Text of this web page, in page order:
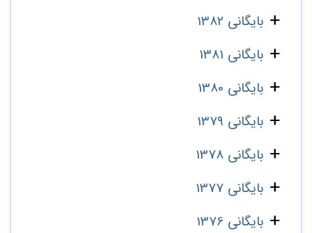
بایگانی 1382
بایگانی 1381
بایگانی 1380
بایگانی 1379
بایگانی 1378
بایگانی 1377
بایگانی 1376